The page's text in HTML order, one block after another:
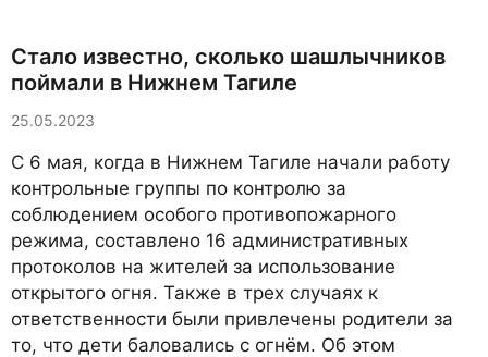
Стало известно, сколько шашлычников
поймали в Нижнем Тагиле
25.05.2023
С 6 мая, когда в Нижнем Тагиле начали работу
контрольные группы по контролю за
соблюдением особого противопожарного
режима, составлено 16 административных
протоколов на жителей за использование
открытого огня. Также в трех случаях к
ответственности были привлечены родители за
то, что дети баловались с огнём. Об этом